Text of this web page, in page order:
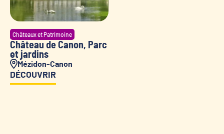
Châteaux et Patrimoine
Château de Canon, Parc
et jardins
Mézidon-Canon
DÉCOUVRIR